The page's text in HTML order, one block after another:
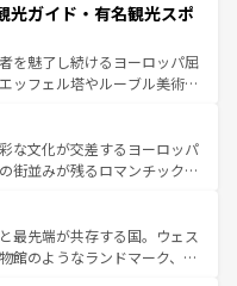
れられない旅をしてみよう！
熱的なフラメンコ、熱気あふ
パスが生活の一部となってい
れた雰囲気や、バルセロナの
方では古代ローマ遺跡や中世
候が異なるスペインはその個
性で訪れる人を魅了する。 なお、新着のスペイン情報は コ
い。
光ガイド・有名観光スポ
を魅了し続けるヨーロッパ屈
ッフェル塔やルーブル美術館
る。華麗な宮殿、歴史的な大
豊かな自然が、訪れる者を心
スは美食の国としても知ら
あるランス、プロヴァンスの
多彩な楽しみ方が可能だ。さ
力が溢れており、どの街角に
な文化が交差するヨーロッパ
街並みが残るロマンチック街
いても飽きることがない。ベ
ルン州のアルプスの絶景、そ
といった風景は必見。ビール
最先端が共存する国。ウェス
館のようなランドマーク、歴